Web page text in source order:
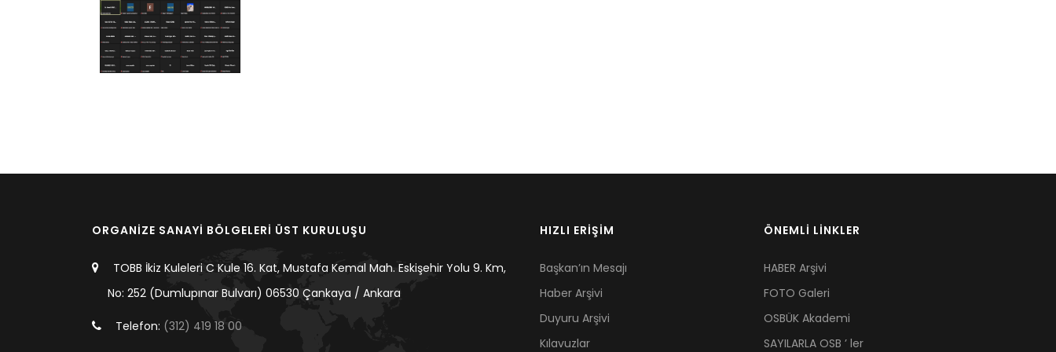
ORGANİZE SANAYİ BÖLGELERİ ÜST KURULUŞU
TOBB İkiz Kuleleri C Kule 16. Kat, Mustafa Kemal Mah. Eskişehir Yolu 9. Km,
No: 252 (Dumlupınar Bulvarı) 06530 Çankaya / Ankara
Telefon: (312) 419 18 00
HIZLI ERİŞİM
Başkan’ın Mesajı
Haber Arşivi
Duyuru Arşivi
Kılavuzlar
ÖNEMLİ LİNKLER
HABER Arşivi
FOTO Galeri
OSBÜK Akademi
SAYILARLA OSB ’ ler